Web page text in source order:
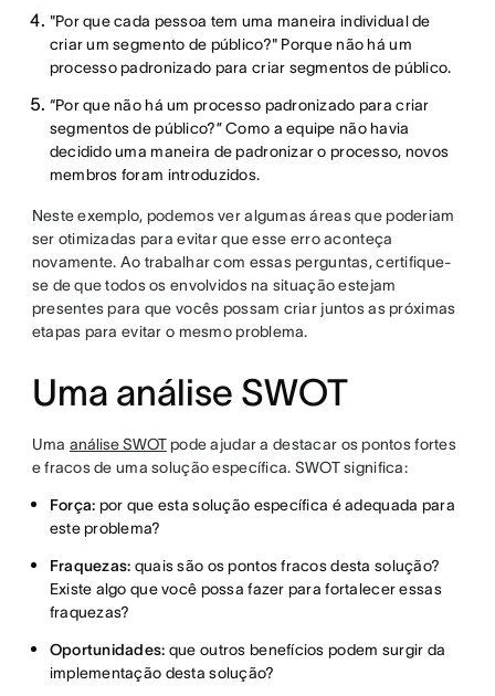
"Por que cada pessoa tem uma maneira individual de
criar um segmento de público?" Porque não há um
processo padronizado para criar segmentos de público.
“Por que não há um processo padronizado para criar
segmentos de público?” Como a equipe não havia
decidido uma maneira de padronizar o processo, novos
membros foram introduzidos.
Neste exemplo, podemos ver algumas áreas que poderiam
ser otimizadas para evitar que esse erro aconteça
novamente. Ao trabalhar com essas perguntas, certifique-
se de que todos os envolvidos na situação estejam
presentes para que vocês possam criar juntos as próximas
etapas para evitar o mesmo problema.
Uma análise SWOT
Uma análise SWOTpode ajudar a destacar os pontos fortes
e fracos de uma solução específica. SWOT significa:
Força: por que esta solução específica é adequada para
este problema?
Fraquezas: quais são os pontos fracos desta solução?
Existe algo que você possa fazer para fortalecer essas
fraquezas?
Oportunidades: que outros benefícios podem surgir da
implementação desta solução?